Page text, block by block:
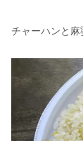
チャーハンと麻